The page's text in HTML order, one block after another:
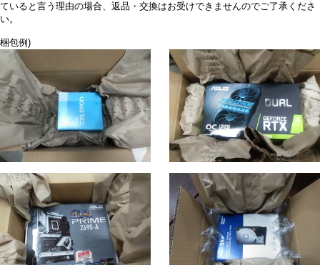
ていると言う理由の場合、返品・交換はお受けできませんのでご了承くださ
い。
梱包例)